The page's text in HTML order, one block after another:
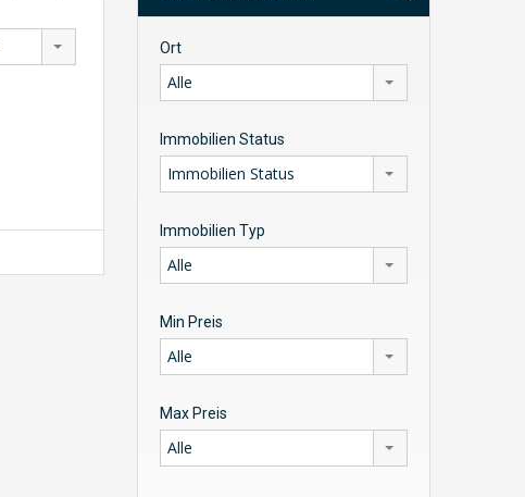
Ort
Alle
Immobilien Status
Immobilien Status
Immobilien Typ
Alle
Min Preis
Alle
Max Preis
Alle